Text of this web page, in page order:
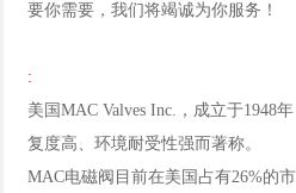
要你需要，我们将竭诚为你服务！
:
美国MAC Valves Inc.，成立于1948
复度高、环境耐受性强而著称。
MAC电磁阀目前在美国占有26%的